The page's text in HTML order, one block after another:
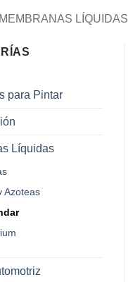
MEMBRANAS LÍQUIDAS
para Pintar
Líquidas
Azoteas